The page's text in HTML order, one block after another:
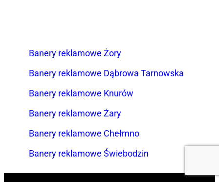
Banery reklamowe Żory
Banery reklamowe Dąbrowa Tarnowska
Banery reklamowe Knurów
Banery reklamowe Żary
Banery reklamowe Chełmno
Banery reklamowe Świebodzin